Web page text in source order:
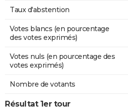
Taux d'abstention
Votes blancs (en pourcentage
des votes exprimés)
Votes nuls (en pourcentage des
votes exprimés)
Nombre de votants
Résultat 1er tour